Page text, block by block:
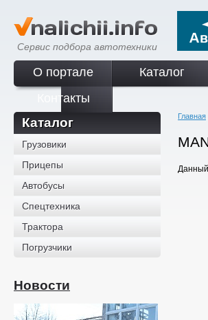
Сервис подбора автотехники
О портале Каталог
Контакты
Каталог
Грузовики
Прицепы
Автобусы
Спецтехника
Трактора
Погрузчики
Новости
Главная
Данный